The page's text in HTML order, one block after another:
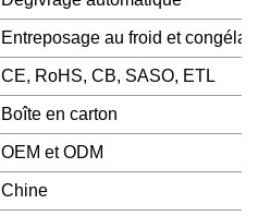
Entreposage au froid et
CE, RoHS, CB, SASO, ETL
Boîte en carton
OEM et ODM
Chine